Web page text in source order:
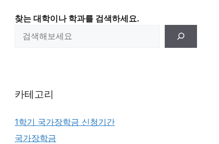
찾는 대학이나 학과를 검색하세요.
카테고리
1학기 국가장학금 신청기간
국가장학금